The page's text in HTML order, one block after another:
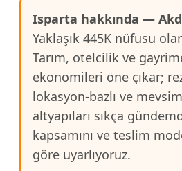
Isparta hakkında —
Yaklaşık 445K nüfusu
Tarım, otelcilik ve
ekonomileri öne çıkar;
lokasyon-bazlı ve
altyapıları sıkça
kapsamını ve teslim
göre uyarlıyoruz.